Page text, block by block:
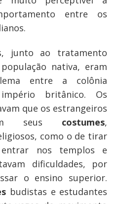
entre os
junto ao tratamento
nativa, eram
entre a colônia
britânico. Os
que os estrangeiros
seus costumes,
como o de tirar
nos templos e
dificuldades, por
o ensino superior.
budistas e estudantes